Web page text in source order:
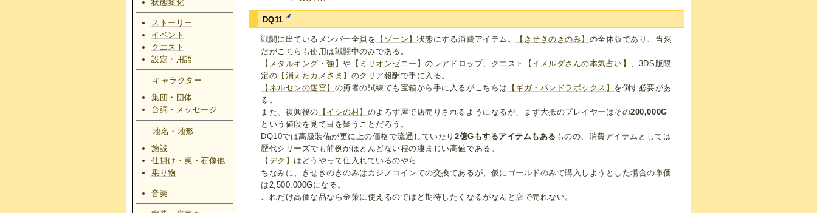
DQ11
戦闘に出ているメンバー全員を 【ゾーン】 状態にする消費アイテム。 【きせきのきのみ】 の全体版であり、当然
だがこちらも使用は戦闘中のみである。
【メタルキング・強】や 【ミリオンゼニー】のレアドロップ、クエスト 【イメルダさんの本気占い】 、3DS版限
定の 【消えたカメさま】 のクリア報酬で手に入る。
【ネルセンの迷宮】 の勇者の試練でも宝箱から手に入るがこちらは 【ギガ・パンドラボックス】 を倒す必要があ
る。
また、復興後の 【イシの村】 のよろず屋で店売りされるようになるが、まず大抵のプレイヤーはその200,000G
という値段を見て目を疑うことだろう。
DQ10では高級装備が更に上の価格で流通していたり2億Gもするアイテムもある ものの、消費アイテムとしては
歴代シリーズでも前例がほとんどない程の凄まじい高値である。
【デク】 はどうやって仕入れているのやら…
ちなみに、きせきのきのみはカジノコインでの交換であるが、仮にゴールドのみで購入しようとした場合の単価
は2,500,000Gになる。
これだけ高価な品なら金策に使えるのではと期待したくなるがなんと店で売れない。
状態変化
ストーリー
イベント
クエスト
設定・用語
キャラクター
集団・団体
台詞・メッセージ
地名・地形
施設
仕掛け・罠・石像他
乗り物
音楽